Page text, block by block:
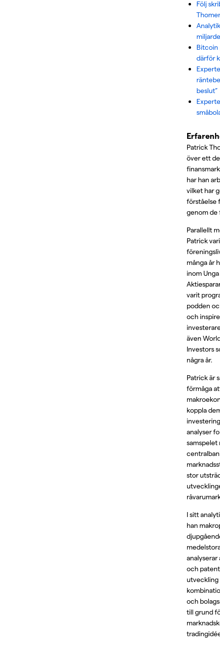
Följ
Bitcoin
därför
beslut”
Patrick
över ett
har han
vilket har
förståelse
genom de
Parallellt
Patrick
många år
inom
varit
podden
och
även
Investors
några år.
Patrick är
förmåga
koppla
analyser
samspelet
stor
I sitt
han
och
utveckling
och
till grund